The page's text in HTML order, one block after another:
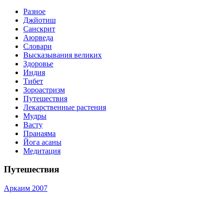
Разное
Джйотиш
Санскрит
Аюрведа
Словари
Высказывания великих
Здоровье
Индия
Тибет
Зороастризм
Путешествия
Лекарственные растения
Мудры
Васту
Пранаяма
Йога асаны
Медитация
Путешествия
Аркаим 2007